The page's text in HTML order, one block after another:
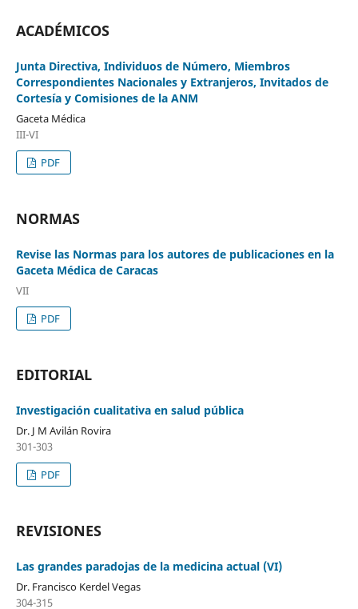
ACADÉMICOS
Junta Directiva, Individuos de Número, Miembros
Correspondientes Nacionales y Extranjeros, Invitados de
Cortesía y Comisiones de la ANM
Gaceta Médica
III-VI
PDF
NORMAS
Revise las Normas para los autores de publicaciones en la
Gaceta Médica de Caracas
VII
PDF
EDITORIAL
Investigación cualitativa en salud pública
Dr. J M Avilán Rovira
301-303
PDF
REVISIONES
Las grandes paradojas de la medicina actual (VI)
Dr. Francisco Kerdel Vegas
304-315